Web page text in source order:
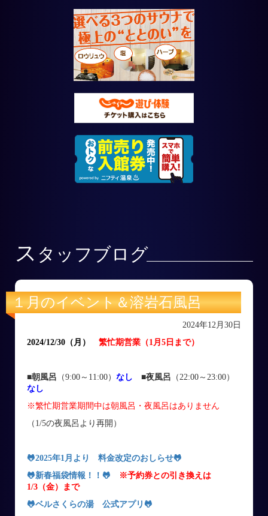
ス タッフブログ
１月のイベント＆溶岩石風呂
2024年12月30日
2024/12/30 （月 ） 繁忙期営業（1月5日まで）
■朝風呂 （9:00～11:00） なし ■夜風呂 （22:00～23:00）
なし
※繁忙期営業期間中は朝風呂・夜風呂はありません
（1/5の夜風呂より再開）
🐸2025年1月より 料金改定のおしらせ🐸
🐸新春福袋情報！！ 🐸
※予約券との引き換えは
1/3（金）まで
🐸ベルさくらの湯 公式アプリ 🐸